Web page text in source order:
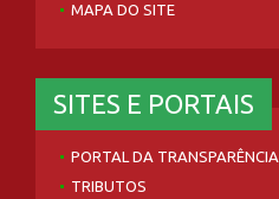
MAPA DO SITE
SITES E PORTAIS
PORTAL DA TRANSPARÊNCIA
TRIBUTOS